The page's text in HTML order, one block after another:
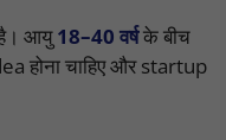
है। आयु18–40 वर्षके बीच
होना चाहिए और startup